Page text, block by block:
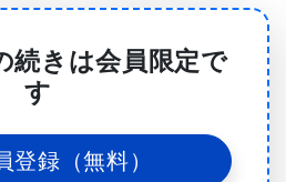
同大学分子生物学部のDr.
り、彼はまたスクリップス
Institute)の化学生物学
Institute for Chemical
。
続きは会員限定で
す
登録（無料）